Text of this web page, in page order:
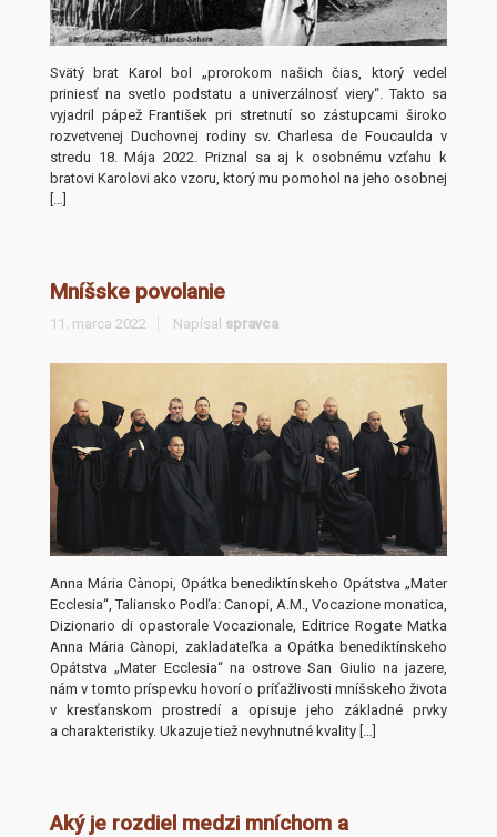
Svätý brat Karol bol „prorokom našich čias, ktorý vedel
priniesť na svetlo podstatu a univerzálnosť viery“. Takto sa
vyjadril pápež František pri stretnutí so zástupcami široko
rozvetvenej Duchovnej rodiny sv. Charlesa de Foucaulda v
stredu 18. Mája 2022. Priznal sa aj k osobnému vzťahu k
bratovi Karolovi ako vzoru, ktorý mu pomohol na jeho osobnej
[…]
Mníšske povolanie
11. marca 2022 Napísal spravca
Anna Mária Cànopi, Opátka benediktínskeho Opátstva „Mater
Ecclesia“, Taliansko Podľa: Canopi, A.M., Vocazione monatica,
Dizionario di opastorale Vocazionale, Editrice Rogate Matka
Anna Mária Cànopi, zakladateľka a Opátka benediktínskeho
Opátstva „Mater Ecclesia“ na ostrove San Giulio na jazere,
nám v tomto príspevku hovorí o príťažlivosti mníšskeho života
v kresťanskom prostredí a opisuje jeho základné prvky
a charakteristiky. Ukazuje tiež nevyhnutné kvality […]
Aký je rozdiel medzi mníchom a